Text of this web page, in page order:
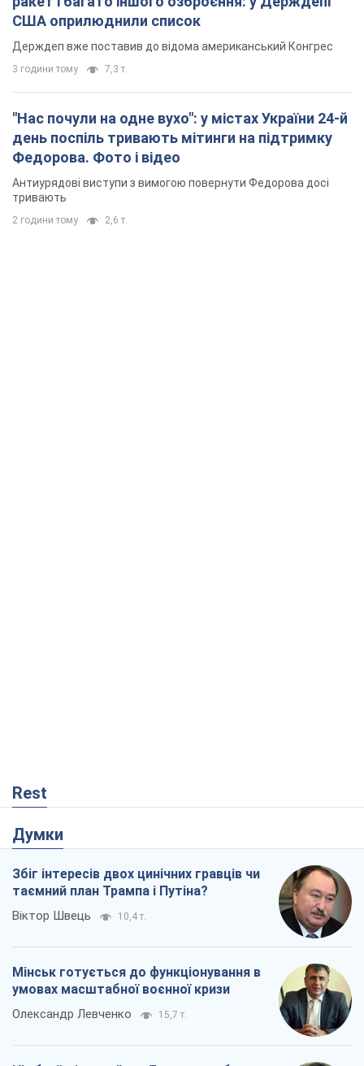
США оприлюднили список
Держдеп вже поставив до відома американський Конгрес
3 години тому 7,3 т.
"Нас почули на одне вухо": у містах України 24-й
день поспіль тривають мітинги на підтримку
Федорова. Фото і відео
Антиурядові виступи з вимогою повернути Федорова досі
тривають
2 години тому 2,6 т.
Rest
Думки
Збіг інтересів двох цинічних гравців чи
таємний план Трампа і Путіна?
Віктор Швець 10,4 т.
Мінськ готується до функціонування в
умовах масштабної воєнної кризи
Олександр Левченко 15,7 т.